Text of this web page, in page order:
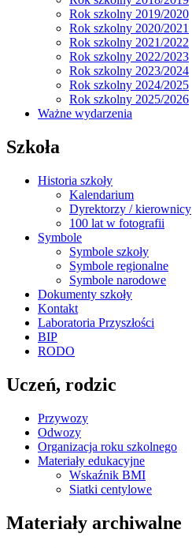
Rok szkolny 2019/2020
Rok szkolny 2020/2021
Rok szkolny 2021/2022
Rok szkolny 2022/2023
Rok szkolny 2023/2024
Rok szkolny 2024/2025
Rok szkolny 2025/2026
Ważne wydarzenia
Szkoła
Historia szkoły
Kalendarium
Dyrektorzy / kierownicy
100 lat w fotografii
Symbole
Symbole szkoły
Symbole regionalne
Symbole narodowe
Dokumenty szkoły
Kontakt
Laboratoria Przyszłości
BIP
RODO
Uczeń, rodzic
Przywozy
Odwozy
Organizacja roku szkolnego
Materiały edukacyjne
Wskaźnik BMI
Siatki centylowe
Materiały archiwalne